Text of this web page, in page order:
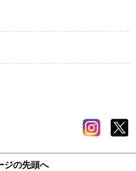
ジの先頭へ